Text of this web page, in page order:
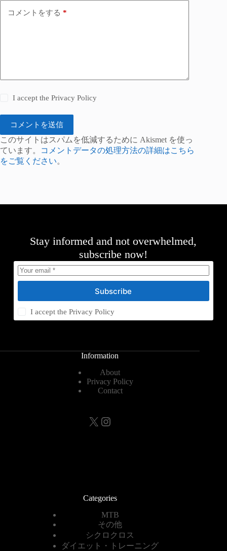
コメントをする *
I accept thePrivacy Policy
コメントを送信
このサイトはスパムを低減するために Akismet を使っ
ています。
コメントデータの処理方法の詳細はこちら
をご覧ください。
Stay informed and not overwhelmed,
subscribe now!
Subscribe
I accept thePrivacy Policy
Information
About
Privacy Policy
Contact
X Instagram
Categories
MTB
その他
シクロクロス
ダイエット・トレーニング